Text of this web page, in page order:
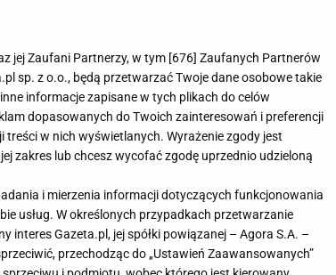
jej Zaufani Partnerzy, w tym [676] Zaufanych Partnerów
sp. z o.o., będą przetwarzać Twoje dane osobowe takie
informacje zapisane w tych plikach do celów
dopasowanych do Twoich zainteresowań i preferencji
w nich wyświetlanych. Wyrażenie zgody jest
zakres lub chcesz wycofać zgodę uprzednio udzieloną
i mierzenia informacji dotyczących funkcjonowania
usług. W określonych przypadkach przetwarzanie
interes Gazeta.pl, jej spółki powiązanej – Agora S.A. –
przechodząc do „Ustawień Zaawansowanych”